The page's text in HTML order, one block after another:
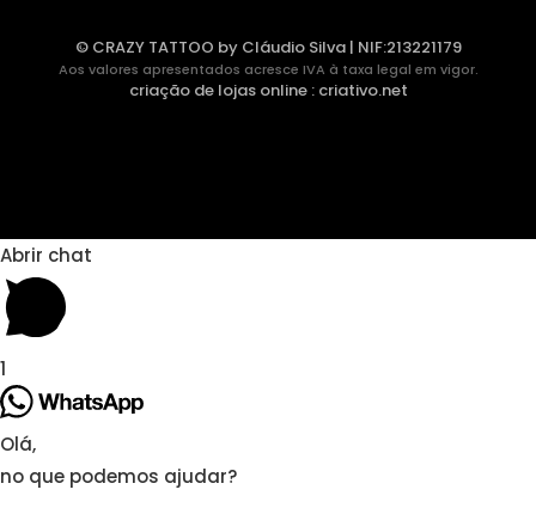
© CRAZY TATTOO by Cláudio Silva | NIF:213221179
Aos valores apresentados acresce IVA à taxa legal em vigor.
criação de lojas online: criativo.net
Abrir chat
1
Olá,
no que podemos ajudar?